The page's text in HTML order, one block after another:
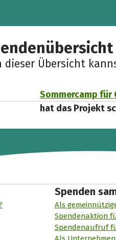
dieser Übersicht
Sommercamp
hat das Projekt
Spenden
Als
Spendenaktion
Spendenaufruf